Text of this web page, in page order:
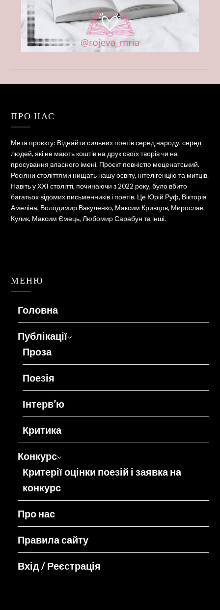
ПРО НАС
Мета проєкту: Віднайти сильних поетів серед народу, серед
людей, які не мають коштів на друк своїх творів чи на
просування власного імені. Проєкт повністю меценатський.
Росіяни століттями нищать нашу освіту, інтелігенцію та митців.
Навіть у XXI столітті, починаючи з 2022 року, було вбито
багатьох відомих письменників і поетів. Це Юрій Руф, Вікторія
Амеліна, Володимир Вакуленко, Максим Кривцов, Мирослав
Кулик, Максим Ємець, Любомир Сарабун та інші.
МЕНЮ
Головна
Публікації
Проза
Поезія
Інтерв’ю
Критика
Конкурс
Критерії оцінки поезій і заявка на
конкурс
Про нас
Правила сайту
Вхід / Реєстрація